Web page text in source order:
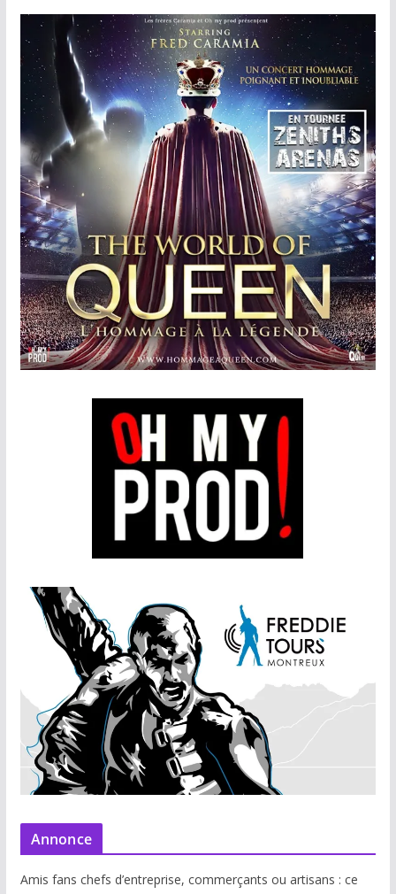
Annonce
Amis fans chefs d’entreprise, commerçants ou artisans : ce